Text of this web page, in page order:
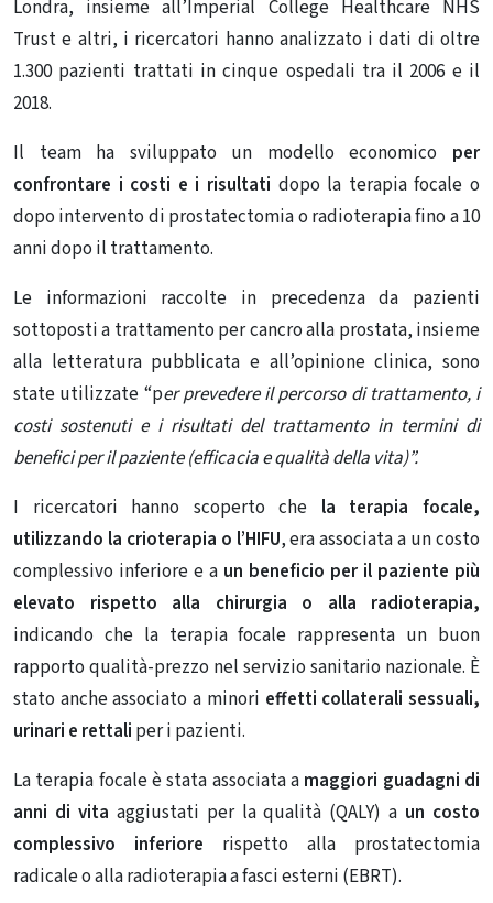
Londra, insieme all’Imperial College Healthcare NHS
Trust e altri, i ricercatori hanno analizzato i dati di oltre
1.300 pazienti trattati in cinque ospedali tra il 2006 e il
2018.
Il team ha sviluppato un modello economico per
confrontare i costi e i risultati dopo la terapia focale o
dopo intervento di prostatectomia o radioterapia fino a 10
anni dopo il trattamento.
Le informazioni raccolte in precedenza da pazienti
sottoposti a trattamento per cancro alla prostata, insieme
alla letteratura pubblicata e all’opinione clinica, sono
state utilizzate “per prevedere il percorso di trattamento, i
costi sostenuti e i risultati del trattamento in termini di
benefici per il paziente (efficacia e qualità della vita)”.
I ricercatori hanno scoperto che la terapia focale,
utilizzando la crioterapia o l’HIFU, era associata a un costo
complessivo inferiore e a un beneficio per il paziente più
elevato rispetto alla chirurgia o alla radioterapia,
indicando che la terapia focale rappresenta un buon
rapporto qualità-prezzo nel servizio sanitario nazionale. È
stato anche associato a minori effetti collaterali sessuali,
urinari e rettali per i pazienti.
La terapia focale è stata associata a maggiori guadagni di
anni di vita aggiustati per la qualità (QALY) a un costo
complessivo inferiore rispetto alla prostatectomia
radicaleoalla radioterapia a fasci esterni (EBRT).